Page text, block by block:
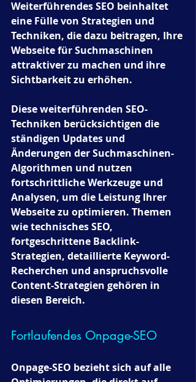
Weiterführendes SEO beinhaltet
eine Fülle von Strategien und
Techniken, die dazu beitragen, Ihre
Webseite für Suchmaschinen
attraktiver zu machen und ihre
Sichtbarkeit zu erhöhen.
Diese weiterführenden SEO-
Techniken berücksichtigen die
ständigen Updates und
Änderungen der Suchmaschinen-
Algorithmen und nutzen
fortschrittliche Werkzeuge und
Analysen, um die Leistung Ihrer
Webseite zu optimieren. Themen
wie technisches SEO,
fortgeschrittene Backlink-
Strategien, detaillierte Keyword-
Recherchen und anspruchsvolle
Content-Strategien gehören in
diesen Bereich.
Fortlaufendes Onpage-SEO
Onpage-SEO bezieht sich auf alle